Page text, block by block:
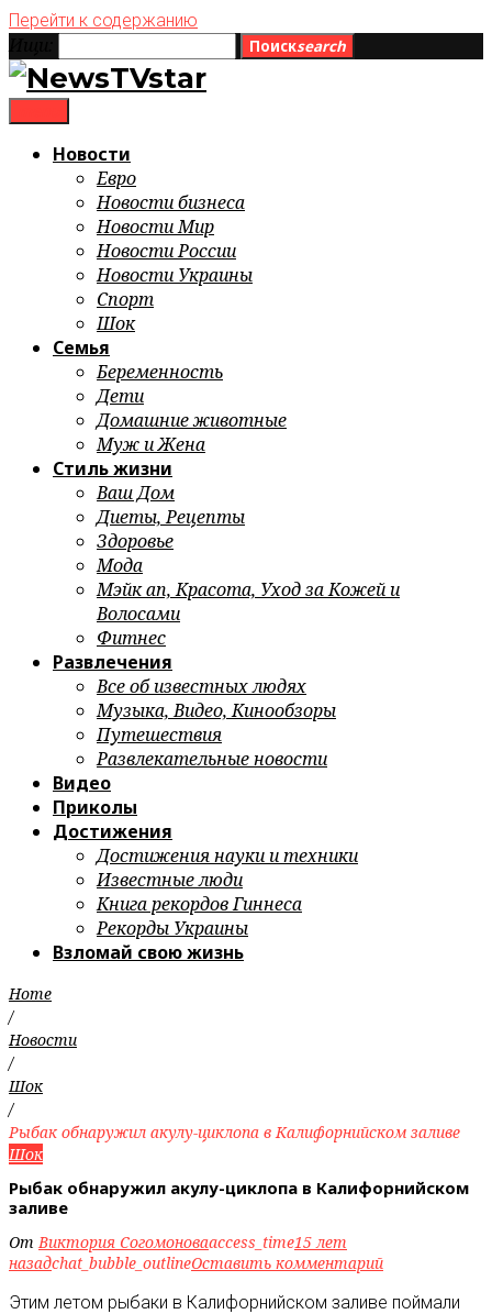
Перейти к содержанию
Поискsearch
Новости
Евро
Новости бизнеса
Новости Мир
Новости России
Новости Украины
Спорт
Шок
Семья
Беременность
Дети
Домашние животные
Муж и Жена
Стиль жизни
Ваш Дом
Диеты, Рецепты
Здоровье
Мода
Мэйк ап, Красота, Уход за Кожей и
Волосами
Фитнес
Развлечения
Все об известных людях
Музыка, Видео, Кинообзоры
Путешествия
Развлекательные новости
Видео
Приколы
Достижения
Достижения науки и техники
Известные люди
Книга рекордов Гиннеса
Рекорды Украины
Взломай свою жизнь
Home
/
Новости
/
Шок
/
Рыбак обнаружил акулу-циклопа в Калифорнийском заливе
Шок
Рыбак обнаружил акулу-циклопа в Калифорнийском
заливе
ОтВиктория Согомоноваaccess_time15 лет
назадchat_bubble_outlineОставить комментарий
Этим летом рыбаки в Калифорнийском заливе поймали